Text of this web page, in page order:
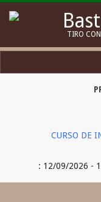
Bastión
de
Alanos
TIRO
Navigation
CURSO DE
: 12/09/2026 -